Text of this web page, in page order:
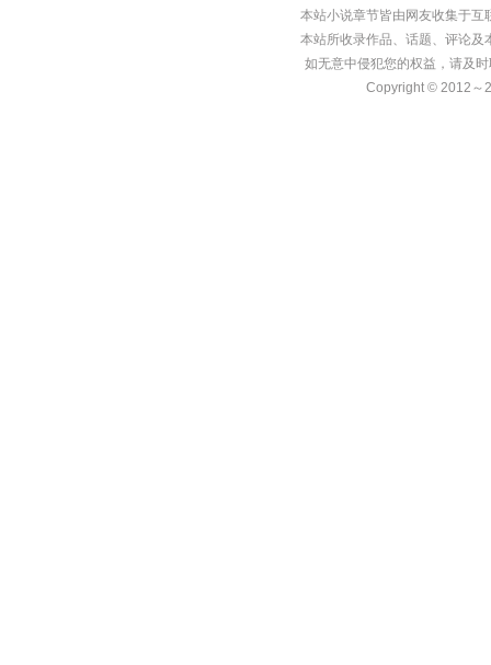
本站小说章节皆由网友收集于互
本站所收录作品、话题、评论及
如无意中侵犯您的权益，请及
Copyright © 2012～